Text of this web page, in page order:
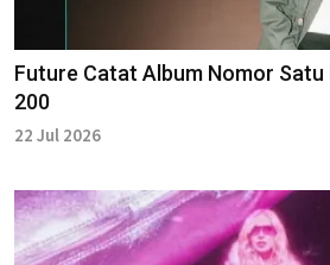
Future Catat Album Nomor Satu
200
22 Jul 2026